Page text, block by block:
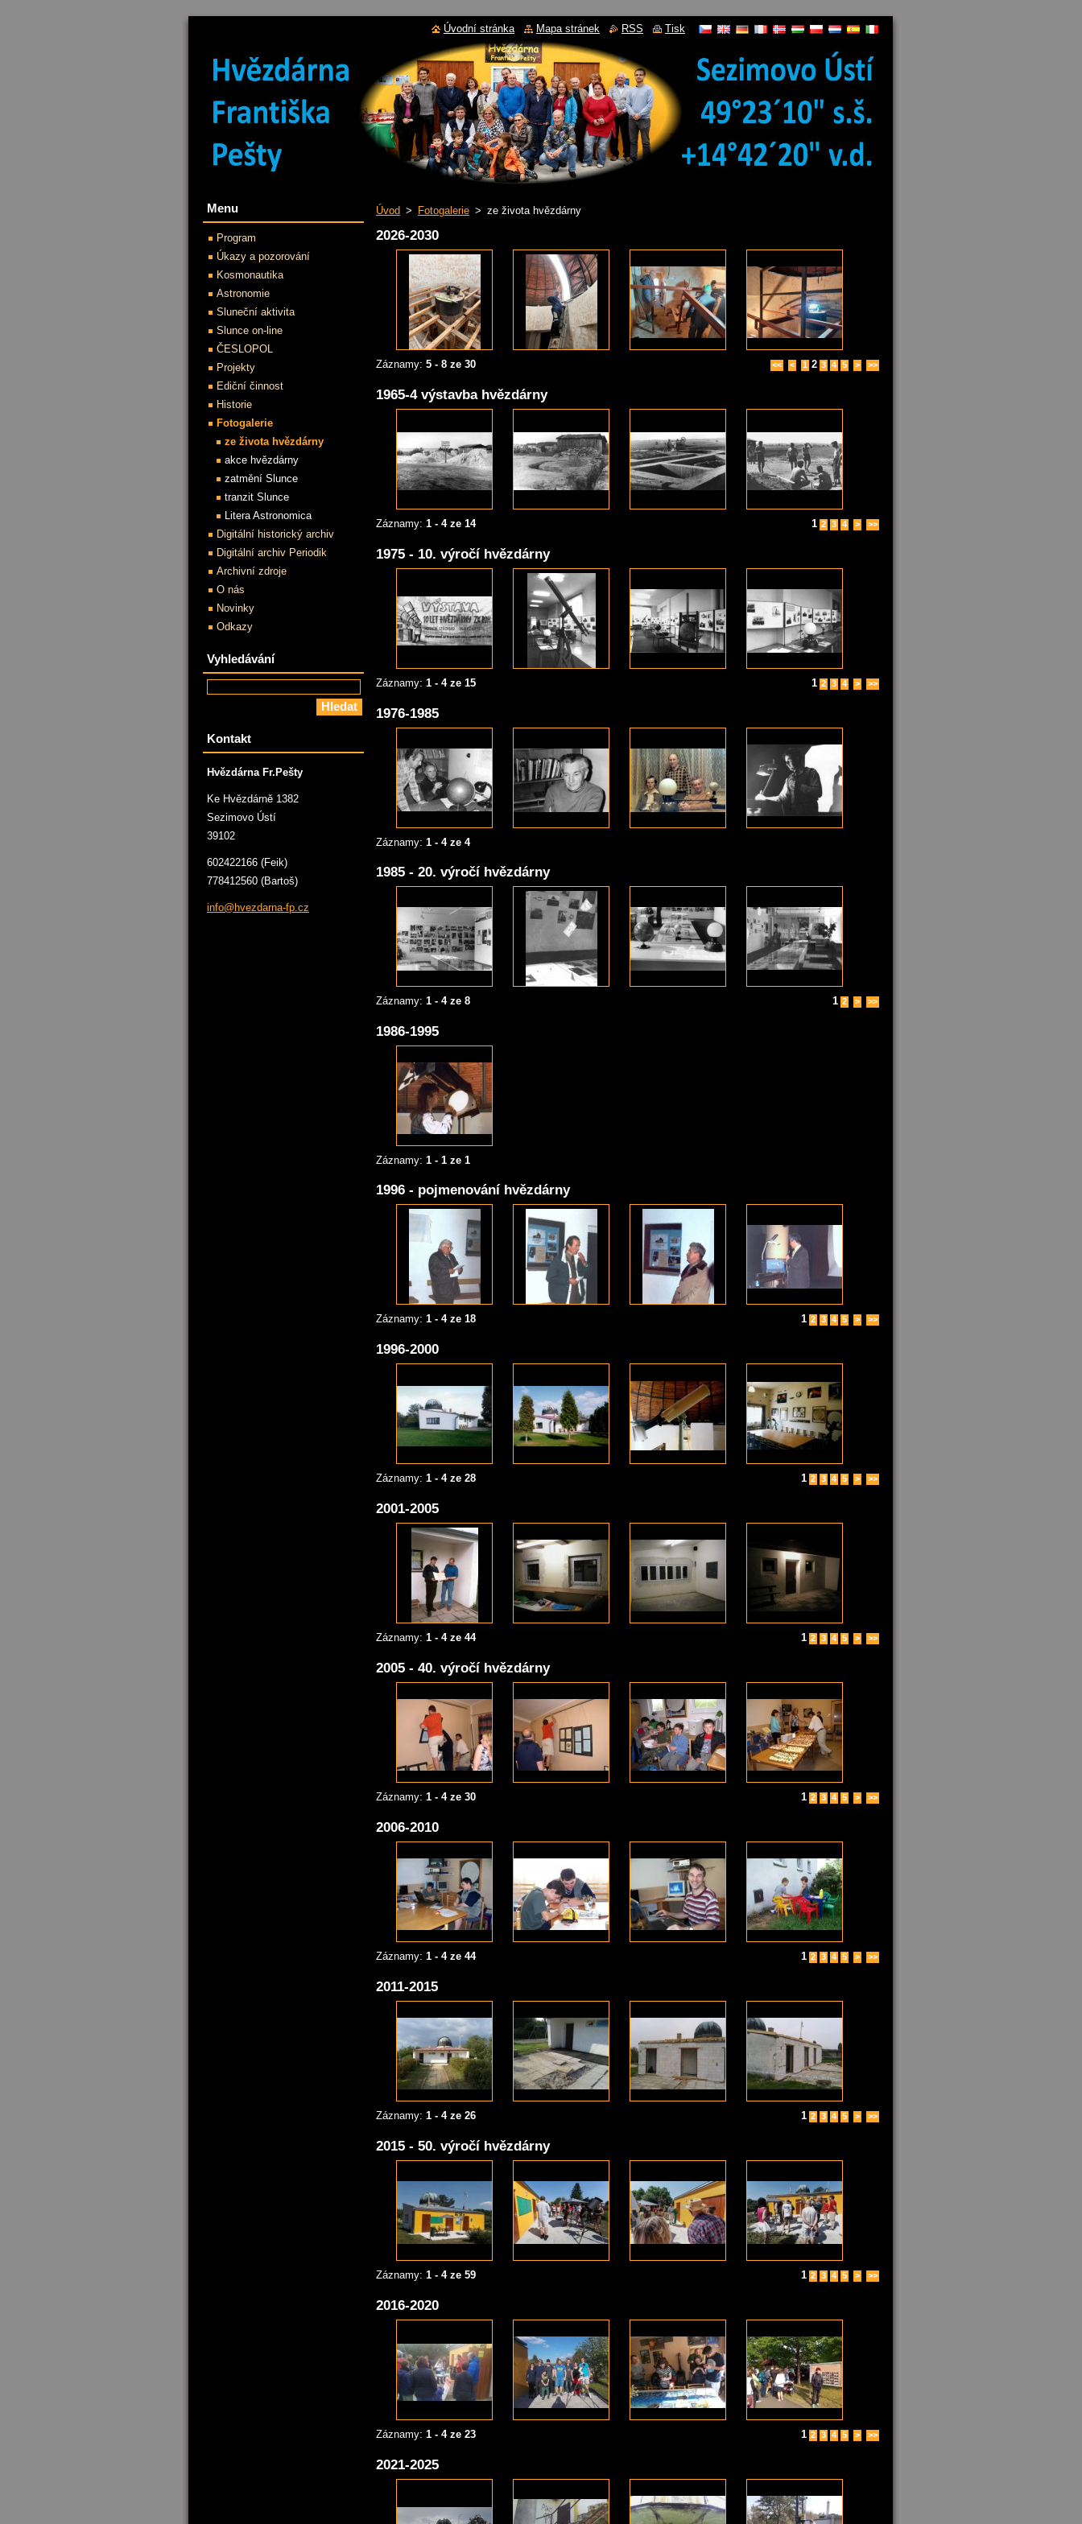
Úvod > Fotogalerie > ze života hvězdárny
2026-2030
Záznamy: 5 - 8 ze 30 << < 1 2 3 4 5 > >>
1965-4 výstavba hvězdárny
Záznamy: 1 - 4 ze 14 1 2 3 4 > >>
1975 - 10. výročí hvězdárny
Záznamy: 1 - 4 ze 15 1 2 3 4 > >>
1976-1985
Záznamy: 1 - 4 ze 4
1985 - 20. výročí hvězdárny
Záznamy: 1 - 4 ze 8 1 2 > >>
1986-1995
Záznamy: 1 - 1 ze 1
1996 - pojmenování hvězdárny
Záznamy: 1 - 4 ze 18 1 2 3 4 5 > >>
1996-2000
Záznamy: 1 - 4 ze 28 1 2 3 4 5 > >>
2001-2005
Záznamy: 1 - 4 ze 44 1 2 3 4 5 > >>
2005 - 40. výročí hvězdárny
Záznamy: 1 - 4 ze 30 1 2 3 4 5 > >>
2006-2010
Záznamy: 1 - 4 ze 44 1 2 3 4 5 > >>
2011-2015
Záznamy: 1 - 4 ze 26 1 2 3 4 5 > >>
2015 - 50. výročí hvězdárny
Záznamy: 1 - 4 ze 59 1 2 3 4 5 > >>
2016-2020
Záznamy: 1 - 4 ze 23 1 2 3 4 5 > >>
2021-2025
Menu
Program
Úkazy a pozorování
Kosmonautika
Astronomie
Sluneční aktivita
Slunce on-line
ČESLOPOL
Projekty
Ediční činnost
Historie
Fotogalerie
ze života hvězdárny
akce hvězdárny
zatmění Slunce
tranzit Slunce
Litera Astronomica
Digitální historický archiv
Digitální archiv Periodik
Archivní zdroje
O nás
Novinky
Odkazy
Vyhledávání
Kontakt
Hvězdárna Fr.Pešty
Ke Hvězdárně 1382
Sezimovo Ústí
39102
602422166 (Feik)
778412560 (Bartoš)
info@hvezdarna-fp.cz
Úvodní stránka Mapa stránek RSS Tisk